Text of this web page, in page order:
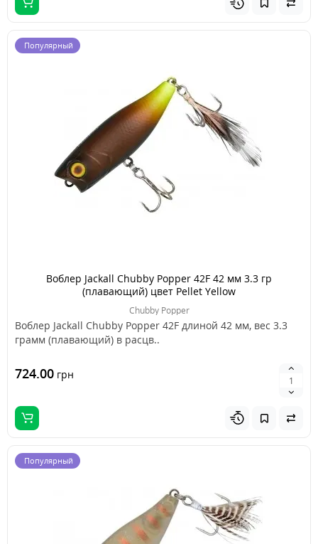
Популярный
Воблер Jackall Chubby Popper 42F 42 мм 3.3 гр
(плавающий) цвет Pellet Yellow
Chubby Popper
Воблер Jackall Chubby Popper 42F длиной 42 мм, вес 3.3
грамм (плавающий) в расцв..
724.00 грн
Популярный